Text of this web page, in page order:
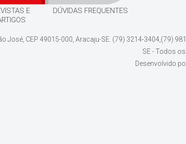
E
DÚVIDAS FREQUENTES
José, CEP 49015-000, Aracaju-SE. (79) 3214-3404,(79)
SE - Todos
Desenvolvido